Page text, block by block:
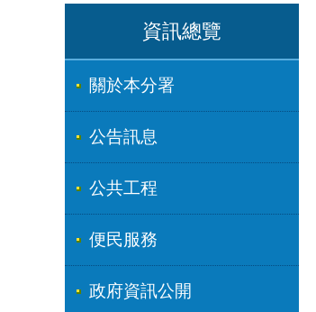
資訊總覽
關於本分署
公告訊息
公共工程
便民服務
政府資訊公開